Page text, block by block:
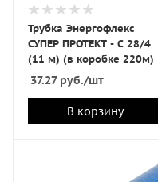
Трубка Энергофлекс
СУПЕР ПРОТЕКТ - С 28/4
(11 м) (в коробке 220м)
37.27руб./шт
В корзину